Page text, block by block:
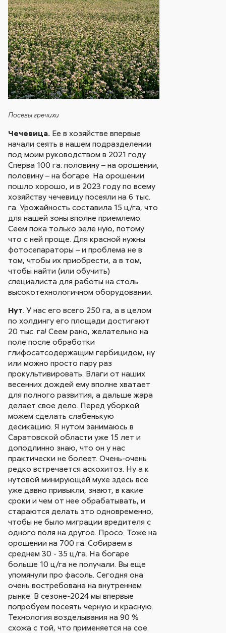
Посевы гречихи
Чечевица. Ее в хозяйстве впервые
начали сеять в нашем подразделении
под моим руководством в 2021 году.
Сперва 100 га: половину – на орошении,
половину – на богаре. На орошении
пошло хорошо, и в 2023 году по всему
хозяйству чечевицу посеяли на 6 тыс.
га. Урожайность составила 15 ц/га, что
для нашей зоны вполне приемлемо.
Сеем пока только зеле ную, потому
что с ней проще. Для красной нужны
фотосепараторы – и проблема не в
том, чтобы их приобрести, а в том,
чтобы найти (или обучить)
специалиста для работы на столь
высокотехнологичном оборудовании.
Нут. У нас его всего 250 га, а в целом
по холдингу его площади достигают
20 тыс. га! Сеем рано, желательно на
поле после обработки
глифосатсодержащим гербицидом, ну
или можно просто пару раз
прокультивировать. Влаги от наших
весенних дождей ему вполне хватает
для полного развития, а дальше жара
делает свое дело. Перед уборкой
можем сделать слабенькую
десикацию. Я нутом занимаюсь в
Саратовской области уже 15 лет и
доподлинно знаю, что он у нас
практически не болеет. Очень-очень
редко встречается аскохитоз. Ну а к
нутовой минирующей мухе здесь все
уже давно привыкли, знают, в какие
сроки и чем от нее обрабатывать, и
стараются делать это одновременно,
чтобы не было миграции вредителя с
одного поля на другое. Просо. Тоже на
орошении на 700 га. Собираем в
среднем 30 - 35 ц/га. На богаре
больше 10 ц/га не получали. Вы еще
упомянули про фасоль. Сегодня она
очень востребована на внутреннем
рынке. В сезоне-2024 мы впервые
попробуем посеять черную и красную.
Технология возделывания на 90 %
схожа с той, что применяется на сое.